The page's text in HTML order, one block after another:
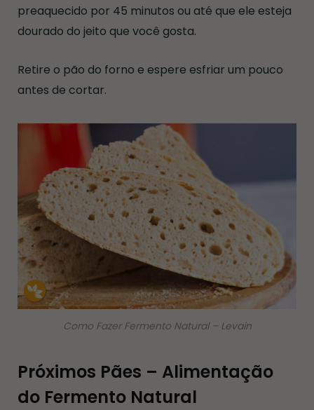
preaquecido por 45 minutos ou até que ele esteja
dourado do jeito que você gosta.
Retire o pão do forno e espere esfriar um pouco
antes de cortar.
Como Fazer Fermento Natural – Levain
Próximos Pães – Alimentação
do Fermento Natural